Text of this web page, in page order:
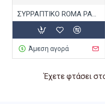
ΣΥΡΡΑΠΤΙΚO ROMA PARVA 64
Άμεση αγορά
Έχετε φτάσει